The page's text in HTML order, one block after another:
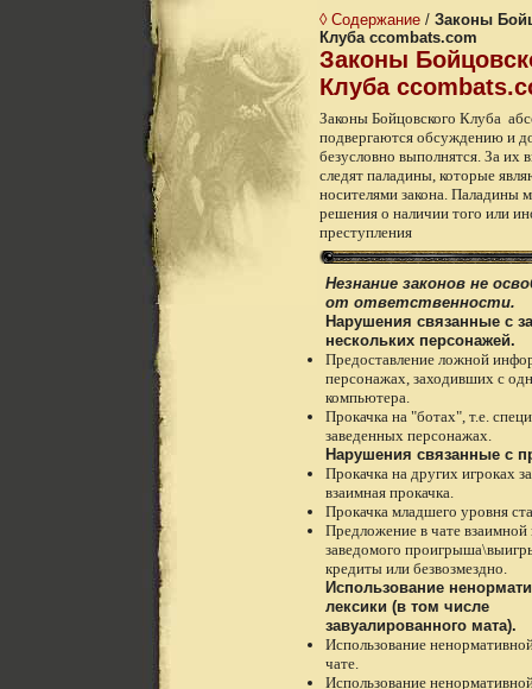
◊ Содержание / Законы
Клуба ccombats.com
Законы
Клуба
Законы Бойцовского Клуба
подвергаются обсуждению и
безусловно выполнятся. За их
следят паладины, которые
носителями закона. Паладины
решения о наличии того или
преступления
Незнание законов не
от ответственности.
Нарушения связанные с
нескольких персонажей.
Предоставление ложной
персонажах, заходивших с
компьютера.
Прокачка на "ботах", т.е.
заведенных персонажах.
Нарушения связанные с
Прокачка на других игроках
взаимная прокачка.
Прокачка младшего уровня
Предложение в чате взаимной
заведомого
кредиты или безвозмездно.
Использование
лексики (в том числе
завуалированного мата).
Использование
чате.
Использование